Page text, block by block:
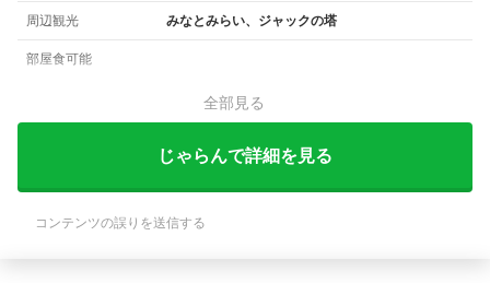
周辺観光 みなとみらい、ジャックの塔
部屋食可能
全部見る
じゃらんで詳細を見る
コンテンツの誤りを送信する